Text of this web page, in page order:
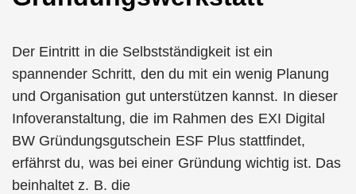
Der Eintritt in die Selbstständigkeit ist ein
spannender Schritt, den du mit ein wenig Planung
und Organisation gut unterstützen kannst. In dieser
Infoveranstaltung, die im Rahmen des EXI Digital
BW Gründungsgutschein ESF Plus stattfindet,
erfährst du, was bei einer Gründung wichtig ist. Das
beinhaltet z. B. die